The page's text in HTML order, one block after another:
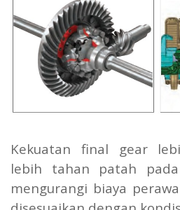
Kekuatan final gear
lebih tahan patah pada
mengurangi biaya